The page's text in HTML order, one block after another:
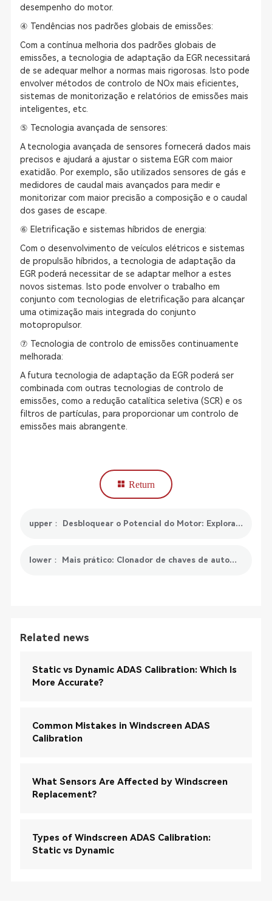
desempenho do motor.
④ Tendências nos padrões globais de emissões:
Com a contínua melhoria dos padrões globais de
emissões, a tecnologia de adaptação da EGR necessitará
de se adequar melhor a normas mais rigorosas. Isto pode
envolver métodos de controlo de NOx mais eficientes,
sistemas de monitorização e relatórios de emissões mais
inteligentes, etc.
⑤ Tecnologia avançada de sensores:
A tecnologia avançada de sensores fornecerá dados mais
precisos e ajudará a ajustar o sistema EGR com maior
exatidão. Por exemplo, são utilizados sensores de gás e
medidores de caudal mais avançados para medir e
monitorizar com maior precisão a composição e o caudal
dos gases de escape.
⑥ Eletrificação e sistemas híbridos de energia:
Com o desenvolvimento de veículos elétricos e sistemas
de propulsão híbridos, a tecnologia de adaptação da
EGR poderá necessitar de se adaptar melhor a estes
novos sistemas. Isto pode envolver o trabalho em
conjunto com tecnologias de eletrificação para alcançar
uma otimização mais integrada do conjunto
motopropulsor.
⑦ Tecnologia de controlo de emissões continuamente
melhorada:
A futura tecnologia de adaptação da EGR poderá ser
combinada com outras tecnologias de controlo de
emissões, como a redução catalítica seletiva (SCR) e os
filtros de partículas, para proporcionar um controlo de
emissões mais abrangente.
Return
upper： Desbloquear o Potencial do Motor: Explorando o Fascínio das Ferramentas de Remapeamento da ECU
lower： Mais prático: Clonador de chaves de automóveis para um acesso fácil e sem complicações
Related news
Static vs Dynamic ADAS Calibration: Which Is
More Accurate?
Common Mistakes in Windscreen ADAS
Calibration
What Sensors Are Affected by Windscreen
Replacement?
Types of Windscreen ADAS Calibration:
Static vs Dynamic